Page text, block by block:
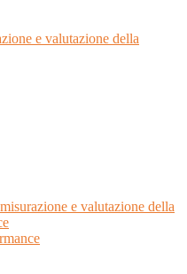
e valutazione della
e valutazione della